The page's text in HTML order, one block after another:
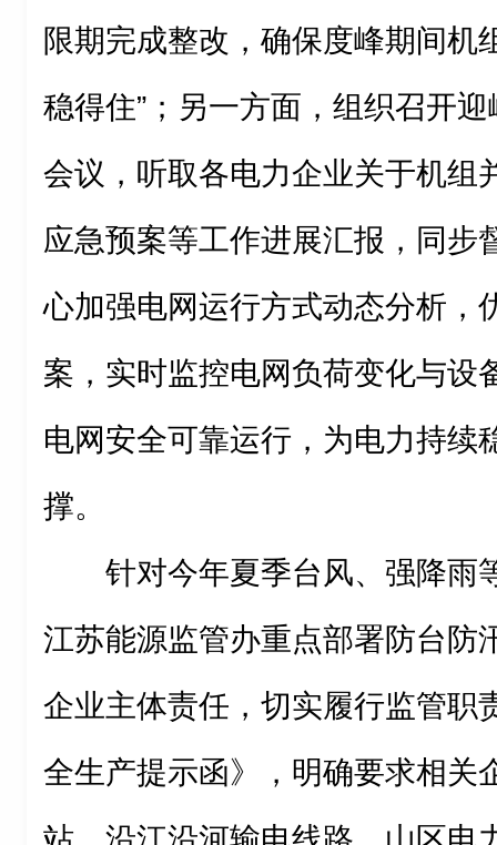
限期完成整改，确保度峰期间机
稳得住”；另一方面，组织召开迎
会议，听取各电力企业关于机组
应急预案等工作进展汇报，同步
心加强电网运行方式动态分析，
案，实时监控电网负荷变化与设
电网安全可靠运行，为电力持续
撑。
针对今年夏季台风、强降雨
江苏能源监管办重点部署防台防
企业主体责任，切实履行监管职
全生产提示函》，明确要求相关